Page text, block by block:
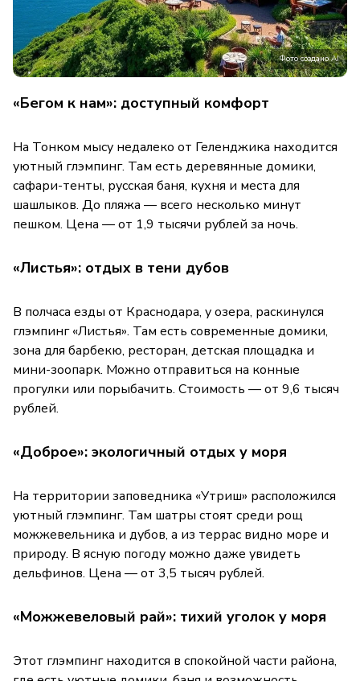
Фото создано AI
«Бегом к нам»: доступный комфорт
На Тонком мысу недалеко от Геленджика находится
уютный глэмпинг. Там есть деревянные домики,
сафари-тенты, русская баня, кухня и места для
шашлыков. До пляжа — всего несколько минут
пешком. Цена — от 1,9 тысячи рублей за ночь.
«Листья»: отдых в тени дубов
В полчаса езды от Краснодара, у озера, раскинулся
глэмпинг «Листья». Там есть современные домики,
зона для барбекю, ресторан, детская площадка и
мини-зоопарк. Можно отправиться на конные
прогулки или порыбачить. Стоимость — от 9,6 тысяч
рублей.
«Доброе»: экологичный отдых у моря
На территории заповедника «Утриш» расположился
уютный глэмпинг. Там шатры стоят среди рощ
можжевельника и дубов, а из террас видно море и
природу. В ясную погоду можно даже увидеть
дельфинов. Цена — от 3,5 тысяч рублей.
«Можжевеловый рай»: тихий уголок у моря
Этот глэмпинг находится в спокойной части района,